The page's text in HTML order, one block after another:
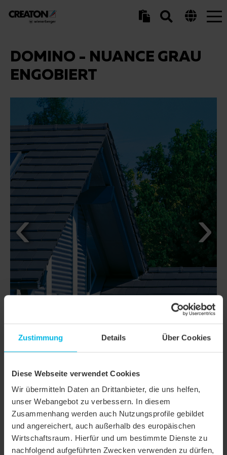
Zustimmung Details Über Cookies
Diese Webseite verwendet Cookies
Wir übermitteln Daten an Drittanbieter, die uns helfen,
unser Webangebot zu verbessern. In diesem
Zusammenhang werden auch Nutzungsprofile gebildet
und angereichert, auch außerhalb des europäischen
Wirtschaftsraum. Hierfür und um bestimmte Dienste zu
nachfolgend aufgeführten Zwecken verwenden zu dürfen,
DOMINO - NUANCE GRAU
ENGOBIERT
DETAILS
MODELL DOMINO
Produktfamilie Glattziegel
Produktgruppe Dachziegel